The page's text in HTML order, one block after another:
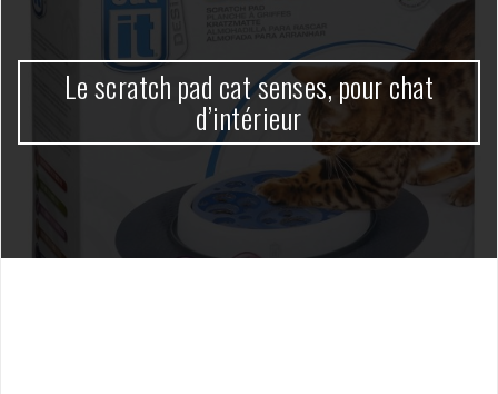
Le scratch pad cat senses, pour chat
d’intérieur